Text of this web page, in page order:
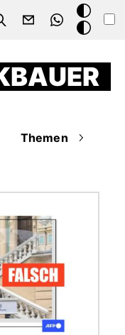
Dark
Mode
Themen